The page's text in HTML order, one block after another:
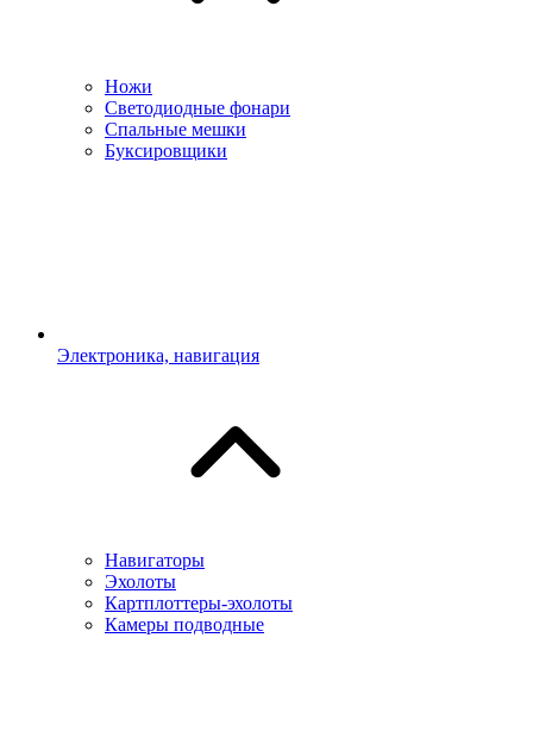
Ножи
Светодиодные фонари
Спальные мешки
Буксировщики
Электроника, навигация
Навигаторы
Эхолоты
Картплоттеры-эхолоты
Камеры подводные